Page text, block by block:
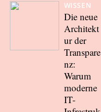
WISSEN
Die neue
Architekt
ur der
Transpare
nz:
Warum
moderne
IT-